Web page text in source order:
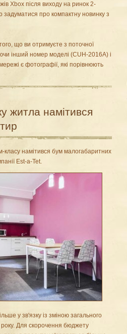
Xbox після виходу на ринок 2-
задуматися про компактну новинку з
що ви отримуєте з поточної
інший номер моделі (CUH-2016A) і
є фотографії, які порівнюють
житла намітився
намітився бум малогабаритних
Est-a-Tet.
у зв'язку із зміною загального
року. Для скорочення бюджету